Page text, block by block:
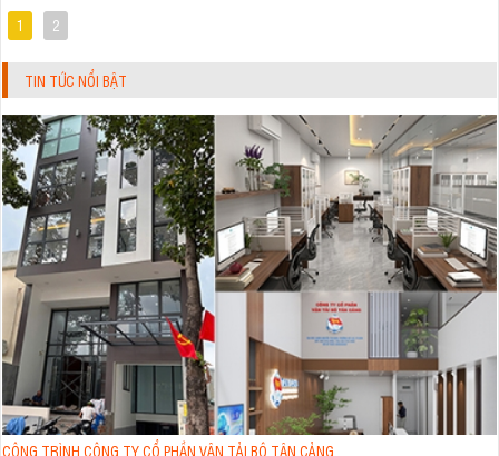
1 2
TIN TỨC NỔI BẬT
CÔNG TRÌNH CÔNG TY CỔ PHẦN VẬN TẢI BỘ TÂN CẢNG